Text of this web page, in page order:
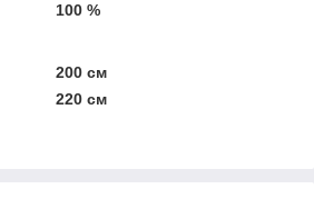
100 %
200 см
220 см